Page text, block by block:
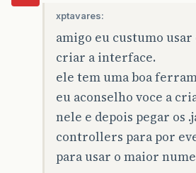
xptavares:
amigo eu custumo
criar a interface.
ele tem uma boa
eu aconselho voce a
nele e depois pegar os
controllers para por
para usar o maior